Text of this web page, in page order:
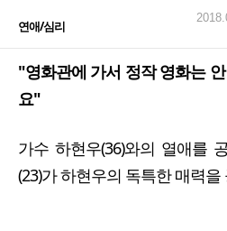
연애/심리
"영화관에 가서 정작 영화는
요"
가수 하현우(36)와의 열애를
(23)가 하현우의 독특한 매력을